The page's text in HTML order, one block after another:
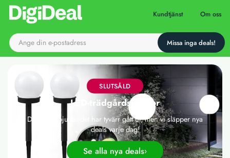
Till startsidan Kundtjänst Om oss
SLUTSÅLD
LED-trädgårdslampor
Det här erbjudandet har tyvärr gått ut, men vi släpper nya
deals varje dag!
Se alla nya deals